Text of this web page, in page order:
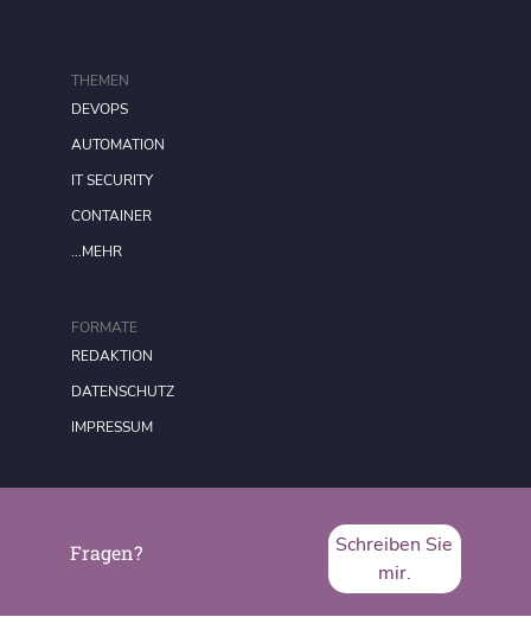
Fragen?
Schreiben Sie
mir.
FORMATE
REDAKTION
DATENSCHUTZ
IMPRESSUM
THEMEN
DEVOPS
AUTOMATION
IT SECURITY
CONTAINER
...MEHR